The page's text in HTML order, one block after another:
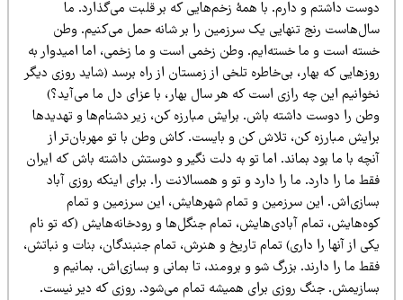
داشتم و دارم. با همهٔ زخم‌هایی که بر قلبت می‌گذارد. ما
رنج تنهایی یک سرزمین را بر شانه حمل می‌کنیم. وطن
است و ما خسته‌ایم. وطن زخمی است و ما زخمی، اما امیدوار به
که بهار، بی‌خاطره تلخی از زمستان از راه برسد (شاید روزی دیگر
این چه رازی است که هر سال بهار، با عزای دل ما می‌آید؟)
را دوست داشته باش. برایش مبارزه کن، زیر دشنام‌ها و تهدیدها
مبارزه کن، تلاش کن و بایست. کاش وطن با تو مهربان‌تر از
با ما بود بماند. اما تو به دلت نگیر و دوستش داشته باش که ایران
ما را دارد. ما را دارد و تو و همسالانت را. برای اینکه روزی آباد
این سرزمین و تمام شهرهایش، این سرزمین و تمام
تمام آبادی‌هایش، تمام جنگل‌ها و رودخانه‌هایش (که تو نام
از آنها را داری) تمام تاریخ و هنرش، تمام جنبندگان، بنات و نباتش،
ما را دارند. بزرگ شو و برومند، تا بمانی و بسازی‌اش. بمانیم و
جنگ روزی برای همیشه تمام می‌شود. روزی که دیر نیست.